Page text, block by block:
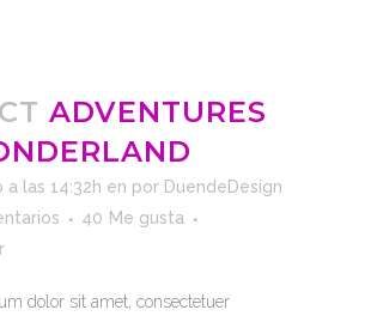
ADVENTURES
a las 14:32h en por DuendeDesign
40 Me gusta
dolor sit amet, consectetuer